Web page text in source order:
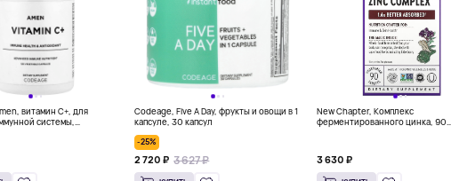
витамин C+, для
системы,
Codeage, Five A Day, фрукты и овощи в 1
капсуле, 30 капсул
-25%
2 720 ₽ 3 627 ₽
New Chapter, Комплекс
ферментированного цинка, 90
3 630 ₽